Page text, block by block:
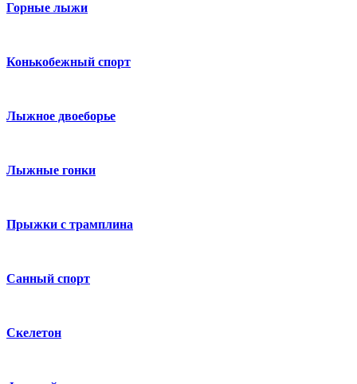
Горные лыжи
Конькобежный спорт
Лыжное двоеборье
Лыжные гонки
Прыжки с трамплина
Санный спорт
Скелетон